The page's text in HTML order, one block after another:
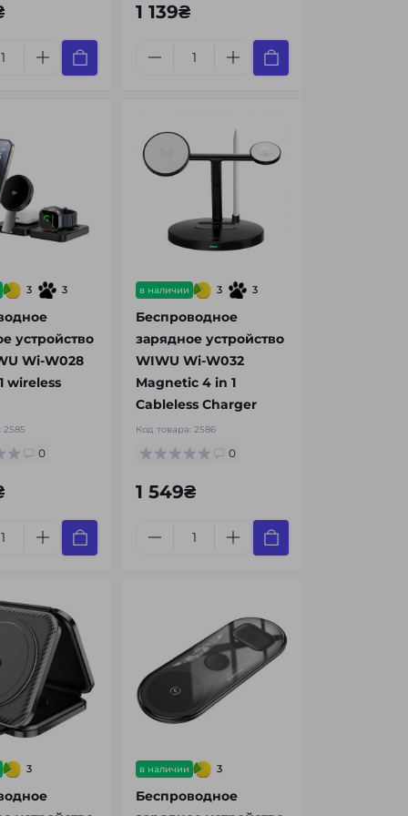
1 139₴
3 3
устройство
Wi-W028
wireless
2585
0
в наличии 3 3
Беспроводное
зарядное устройство
WIWU Wi-W032
Magnetic 4 in 1
Cableless Charger
Код товара: 2586
0
1 549₴
3 в наличии 3
Беспроводное